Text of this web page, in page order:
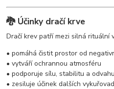
🐉 Účinky dračí krve
Dračí krev patří mezi silná rituální
• pomáhá čistit prostor od
• vytváří ochrannou atmosféru
• podporuje sílu, stabilitu a odvahu
• zesiluje účinek dalších